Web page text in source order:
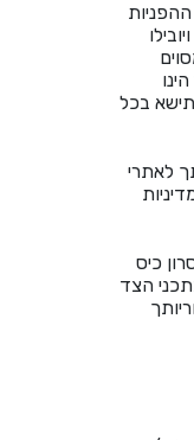
בכל
לאתרי
כיס
הצד